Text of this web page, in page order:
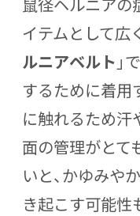
イテムとして広
ルニアベルト 」
するために着用
に触れるため汗
面の管理がとて
いと、かゆみや
き起こす可能性